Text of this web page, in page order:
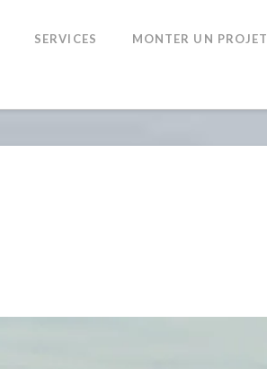
SERVICES MONTER UN PROJET